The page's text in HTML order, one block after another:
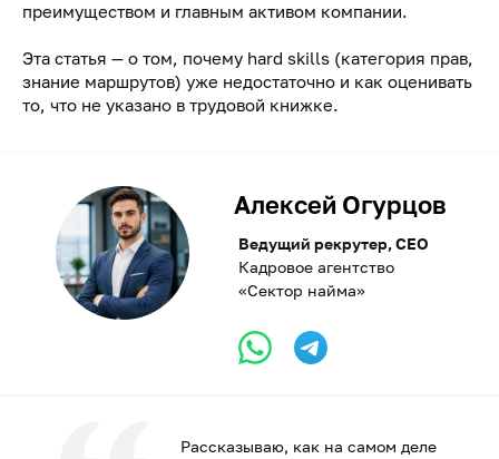
преимуществом и главным активом компании.
Эта статья — о том, почему hard skills (категория прав,
знание маршрутов) уже недостаточно и как оценивать
то, что не указано в трудовой книжке.
Рассказываю, как на самом деле
Алексей Огурцов
Ведущий рекрутер, CEO
Кадровое агентство
«Сектор найма»